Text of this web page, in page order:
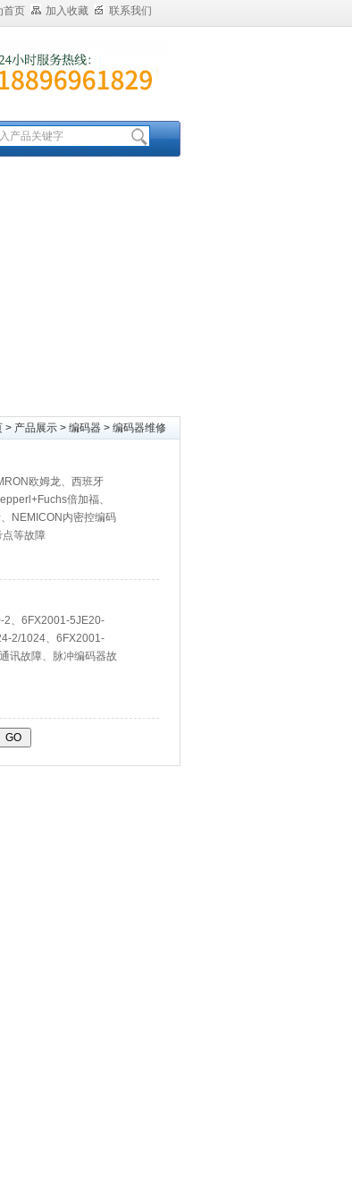
首页 加入收藏 联系我们
> 产品展示 > 编码器 > 编码器维修
欧姆龙、西班牙
倍加福、
NEMICON内密控编码
等故障
2、6FX2001-5JE20-
2/1024、6FX2001-
讯故障、脉冲编码器故